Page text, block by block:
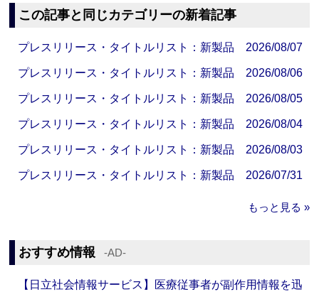
この記事と同じカテゴリーの新着記事
プレスリリース・タイトルリスト：新製品 2026/08/07
プレスリリース・タイトルリスト：新製品 2026/08/06
プレスリリース・タイトルリスト：新製品 2026/08/05
プレスリリース・タイトルリスト：新製品 2026/08/04
プレスリリース・タイトルリスト：新製品 2026/08/03
プレスリリース・タイトルリスト：新製品 2026/07/31
もっと見る »
おすすめ情報 ‐AD‐
【日立社会情報サービス】医療従事者が副作用情報を迅